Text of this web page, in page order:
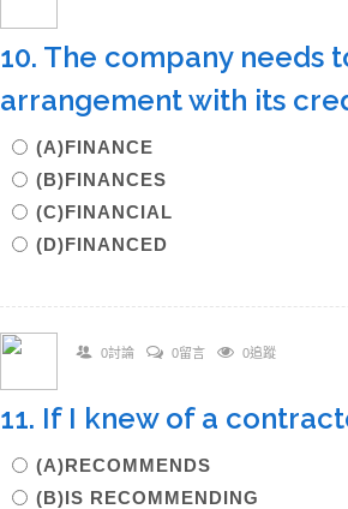
10. The company needs
arrangement with its
(A)FINANCE
(B)FINANCES
(C)FINANCIAL
(D)FINANCED
0討論 0留言 0追蹤
11. If I knew of a
(A)RECOMMENDS
(B)IS RECOMMENDING